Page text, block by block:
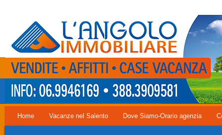
Home Vacanze nel Salento Dove Siamo-Orario agenzia